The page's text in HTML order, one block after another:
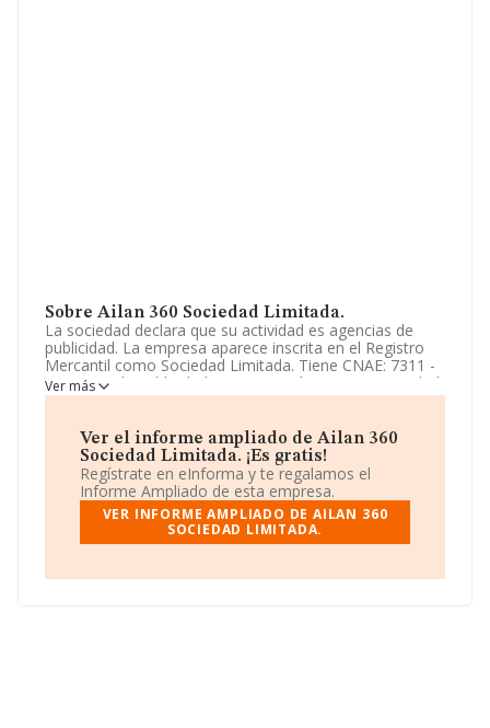
Sobre Ailan 360 Sociedad Limitada.
La sociedad declara que su actividad es agencias de
publicidad. La empresa aparece inscrita en el Registro
Mercantil como Sociedad Limitada. Tiene CNAE: 7311 -
'Agencias de publicidad'. La compañía no tiene actividad
en mercados exteriores.
La compañíaAilan 360 Sociedad Limitada, con NIF
B02910461, tiene su domicilio social establecido en
Calle Monestir De Poblet núm. 14 Esc 1 5 18, (46015),
Valencia, Comunidad Valenciana.
En base a la información de la que dispone INFORMA
sobre 39.891 compañías, en el ámbito nacional la
y se estima que el promedio de la facturación entre
Ver más
Ver el informe ampliado de Ailan 360
Sociedad Limitada. ¡Es gratis!
Regístrate en eInforma y te regalamos el
Informe Ampliado de esta empresa.
VER INFORME AMPLIADO DE AILAN 360
SOCIEDAD LIMITADA.